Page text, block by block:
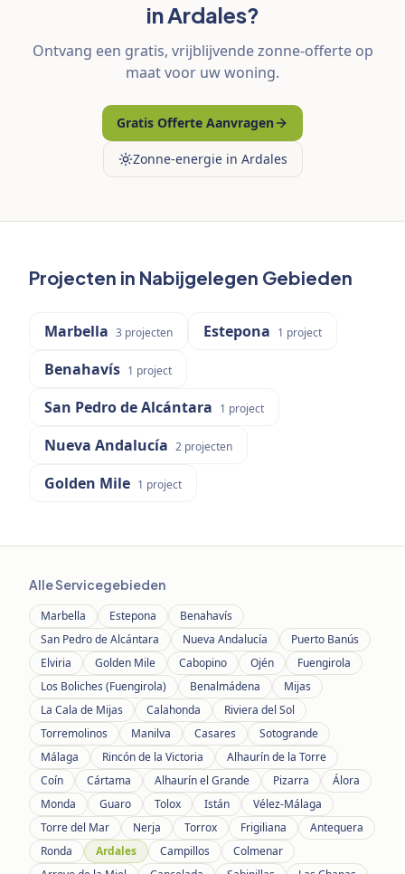
in Ardales?
Ontvang een gratis, vrijblijvende zonne-offerte op
maat voor uw woning.
Gratis Offerte Aanvragen
Zonne-energie in Ardales
Projecten in Nabijgelegen Gebieden
Marbella 3 projecten Estepona 1 project
Benahavís 1 project
San Pedro de Alcántara 1 project
Nueva Andalucía 2 projecten
Golden Mile 1 project
Alle Servicegebieden
Marbella Estepona
Benahavís
San Pedro de Alcántara
Nueva Andalucía
Puerto Banús
Elviria
Golden Mile Cabopino Ojén
Fuengirola
Los Boliches (Fuengirola)
Benalmádena
Mijas
La Cala de Mijas
Calahonda
Riviera del Sol
Torremolinos
Manilva Casares
Sotogrande
Málaga
Rincón de la Victoria
Alhaurín de la Torre
Coín
Cártama Alhaurín el Grande Pizarra
Álora
Monda
Guaro Tolox Istán
Vélez-Málaga
Torre del Mar
Nerja Torrox Frigiliana
Antequera
Ronda
Ardales Campillos
Colmenar